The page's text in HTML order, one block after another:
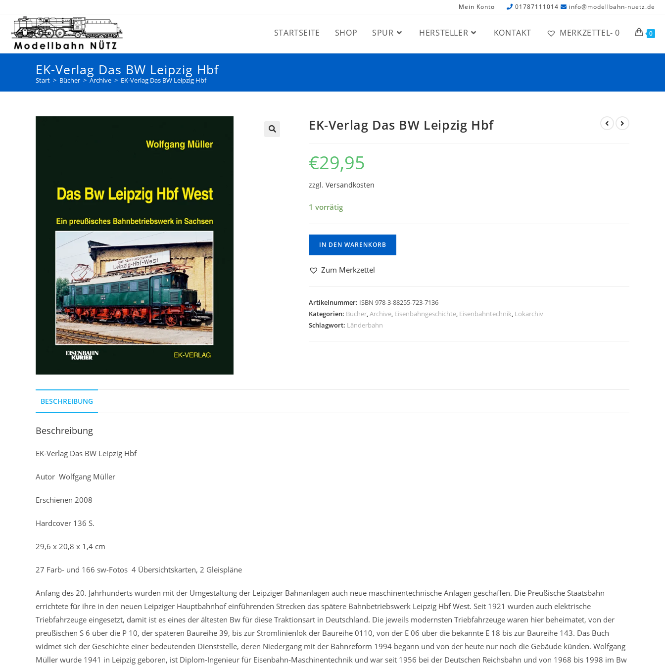
Mein Konto 01787111014 info@modellbahn-nuetz.de
STARTSEITE SHOP SPUR HERSTELLER KONTAKT MERKZETTEL- 0 0
EK-Verlag Das BW Leipzig Hbf
Start > Bücher > Archive > EK-Verlag Das BW Leipzig Hbf
EK-Verlag Das BW Leipzig Hbf
€29,95
zzgl. Versandkosten
1 vorrätig
IN DEN WARENKORB
Zum Merkzettel
Artikelnummer: ISBN 978-3-88255-723-7136
Kategorien: Bücher,Archive, Eisenbahngeschichte, Eisenbahntechnik, Lokarchiv
Schlagwort: Länderbahn
BESCHREIBUNG
Beschreibung
EK-Verlag Das BW Leipzig Hbf
Autor Wolfgang Müller
Erschienen 2008
Hardcover 136 S.
29,6 x 20,8 x 1,4 cm
27 Farb- und 166 sw-Fotos 4 Übersichtskarten, 2 Gleispläne
Anfang des 20. Jahrhunderts wurden mit der Umgestaltung der Leipziger Bahnanlagen auch neue maschinentechnische Anlagen geschaffen. Die Preußische Staatsbahn
errichtete für ihre in den neuen Leipziger Hauptbahnhof einführenden Strecken das spätere Bahnbetriebswerk Leipzig Hbf West. Seit 1921 wurden auch elektrische
Triebfahrzeuge eingesetzt, damit ist es eines der ältesten Bw für diese Traktionsart in Deutschland. Die jeweils modernsten Triebfahrzeuge waren hier beheimatet, von der
preußischen S 6 über die P 10, der späteren Baureihe 39, bis zur Stromlinienlok der Baureihe 0110, von der E 06 über die bekannte E 18 bis zur Baureihe 143. Das Buch
widmet sich der Geschichte einer bedeutenden Dienststelle, deren Niedergang mit der Bahnreform 1994 begann und von der heute nur noch die Gebäude künden. Wolfgang
Müller wurde 1941 in Leipzig geboren, ist Diplom-Ingenieur für Eisenbahn-Maschinentechnik und war seit 1956 bei der Deutschen Reichsbahn und von 1968 bis 1998 im Bw